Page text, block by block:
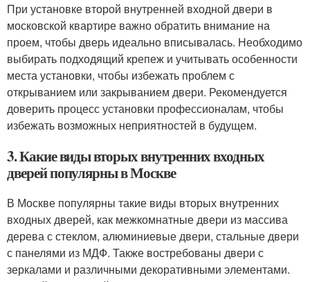
При установке второй внутренней входной двери в
московской квартире важно обратить внимание на
проем, чтобы дверь идеально вписывалась. Необходимо
выбирать подходящий крепеж и учитывать особенности
места установки, чтобы избежать проблем с
открыванием или закрыванием двери. Рекомендуется
доверить процесс установки профессионалам, чтобы
избежать возможных неприятностей в будущем.
3. Какие виды вторых внутренних входных
дверей популярны в Москве
В Москве популярны такие виды вторых внутренних
входных дверей, как межкомнатные двери из массива
дерева с стеклом, алюминиевые двери, стальные двери
с панелями из МДФ. Также востребованы двери с
зеркалами и различными декоративными элементами.